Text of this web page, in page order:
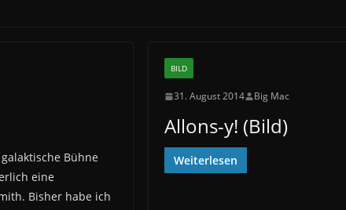
Bühne
eine
Bisher habe ich
BILD
31. August 2014 Big Mac
Allons-y! (Bild)
Weiterlesen